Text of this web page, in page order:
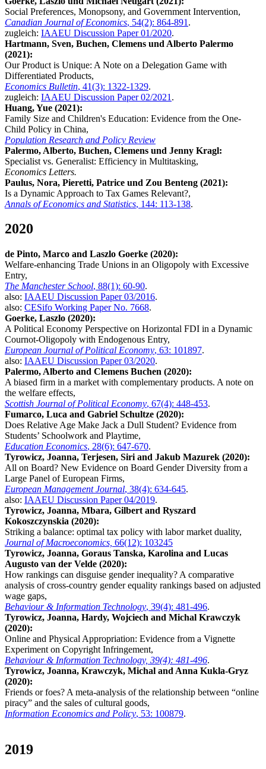
Social Preferences, Monopsony, and Government Intervention,
Canadian Journal of Economics, 54(2): 864-891 .
zugleich: IAAEU Discussion Paper 01/2020.
Hartmann, Sven, Buchen, Clemens und Alberto Palermo
(2021):
Our Product is Unique: A Note on a Delegation Game with
Differentiated Products,
Economics Bulletin, 41(3): 1322-1329.
zugleich: IAAEU Discussion Paper 02/2021 .
Huang, Yue (2021):
Family Size and Children's Education: Evidence from the One-
Child Policy in China,
Population Research and Policy Review
Palermo, Alberto, Buchen, Clemens und Jenny Kragl:
Specialist vs. Generalist: Efficiency in Multitasking,
Economics Letters.
Paulus, Nora, Pieretti, Patrice und Zou Benteng (2021):
Is a Dynamic Approach to Tax Games Relevant?,
Annals of Economics and Statistics, 144: 113-138.
2020
de Pinto, Marco and Laszlo Goerke (2020):
Welfare-enhancing Trade Unions in an Oligopoly with Excessive
Entry,
The Manchester School, 88(1): 60-90.
also: IAAEU Discussion Paper 03/2016.
also: CESifo Working Paper No. 7668.
Goerke, Laszlo (2020):
A Political Economy Perspective on Horizontal FDI in a Dynamic
Cournot-Oligopoly with Endogenous Entry,
European Journal of Political Economy, 63: 101897.
also: IAAEU Discussion Paper 03/2020.
Palermo, Alberto and Clemens Buchen (2020):
A biased firm in a market with complementary products. A note on
the welfare effects,
Scottish Journal of Political Economy, 67(4): 448-453.
Fumarco, Luca and Gabriel Schultze (2020):
Does Relative Age Make Jack a Dull Student? Evidence from
Students’ Schoolwork and Playtime,
Education Economics, 28(6): 647-670.
Tyrowicz, Joanna, Terjesen, Siri and Jakub Mazurek (2020):
All on Board? New Evidence on Board Gender Diversity from a
Large Panel of European Firms,
European Management Journal, 38(4): 634-645.
also: IAAEU Discussion Paper 04/2019.
Tyrowicz, Joanna, Mbara, Gilbert and Ryszard
Kokoszczynskia (2020):
Striking a balance: optimal tax policy with labor market duality,
Journal of Macroeconomics, 66(12): 103245
Tyrowicz, Joanna, Goraus Tanska, Karolina and Lucas
Augusto van der Velde (2020):
How rankings can disguise gender inequality? A comparative
analysis of cross-country gender equality rankings based on adjusted
wage gaps,
Behaviour & Information Technology, 39(4): 481-496.
Tyrowicz, Joanna, Hardy, Wojciech and Michal Krawczyk
(2020):
Online and Physical Appropriation: Evidence from a Vignette
Experiment on Copyright Infringement,
Behaviour & Information Technology, 39(4): 481-496.
Tyrowicz, Joanna, Krawczyk, Michal and Anna Kukla-Gryz
(2020):
Friends or foes? A meta-analysis of the relationship between “online
piracy” and the sales of cultural goods,
Information Economics and Policy, 53: 100879.
2019